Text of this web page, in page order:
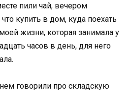
пили чай, вечером
купить в дом, куда поехать
жизни, которая занимала у
часов в день, для него
говорили про складскую